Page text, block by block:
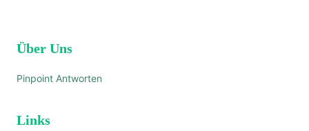
Über Uns
Pinpoint Antworten
Links